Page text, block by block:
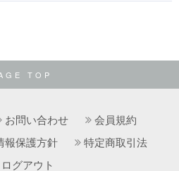
TOP
お問い合わせ
会員規約
報保護方針
特定商取引法
ログアウト